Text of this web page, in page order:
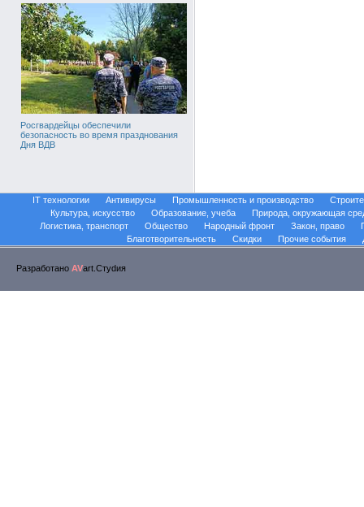
Росгвардейцы обеспечили
безопасность во время празднования
Дня ВДВ
IT технологии Антивирусы Промышленность и производство
Культура, искусство
Образование, учеба
Природа, окружающая
Логистика, транспорт
Общество Народный фронт Закон, право
Благотворительность
Скидки Прочие события
Разработано AVart.Стуdия